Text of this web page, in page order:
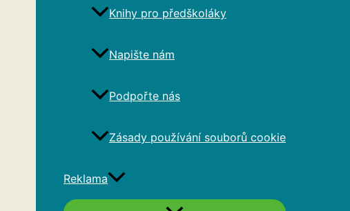
Knihy pro předškoláky
Napište nám
Podpořte nás
Zásady používání souborů cookie
Reklama